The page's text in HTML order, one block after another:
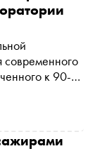
современного
к 90-